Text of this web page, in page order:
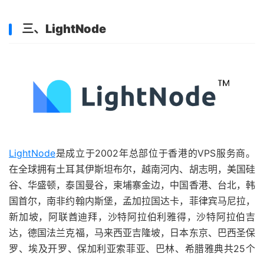
三、 LightNode
LightNode是成立于2002年总部位于香港的VPS服务商。
在全球拥有土耳其伊斯坦布尔，越南河内、胡志明，美国硅
谷、华盛顿，泰国曼谷，柬埔寨金边，中国香港、台北，韩
国首尔，南非约翰内斯堡，孟加拉国达卡，菲律宾马尼拉，
新加坡，阿联酋迪拜，沙特阿拉伯利雅得，沙特阿拉伯吉
达，德国法兰克福，马来西亚吉隆坡，日本东京、巴西圣保
罗、埃及开罗、保加利亚索菲亚、巴林、希腊雅典共25个